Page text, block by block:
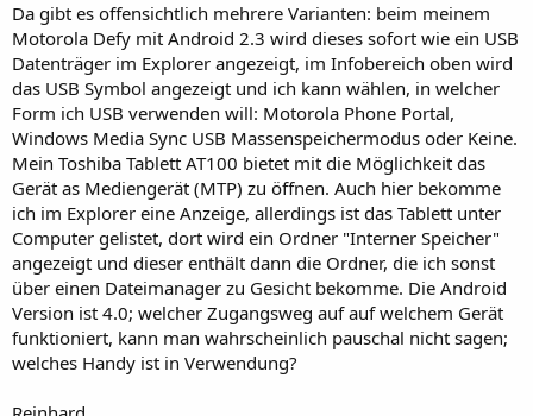
Da gibt es offensichtlich mehrere Varianten: beim meinem
Motorola Defy mit Android 2.3 wird dieses sofort wie ein USB
Datenträger im Explorer angezeigt, im Infobereich oben wird
das USB Symbol angezeigt und ich kann wählen, in welcher
Form ich USB verwenden will: Motorola Phone Portal,
Windows Media Sync USB Massenspeichermodus oder Keine.
Mein Toshiba Tablett AT100 bietet mit die Möglichkeit das
Gerät as Mediengerät (MTP) zu öffnen. Auch hier bekomme
ich im Explorer eine Anzeige, allerdings ist das Tablett unter
Computer gelistet, dort wird ein Ordner "Interner Speicher"
angezeigt und dieser enthält dann die Ordner, die ich sonst
über einen Dateimanager zu Gesicht bekomme. Die Android
Version ist 4.0; welcher Zugangsweg auf auf welchem Gerät
funktioniert, kann man wahrscheinlich pauschal nicht sagen;
welches Handy ist in Verwendung?